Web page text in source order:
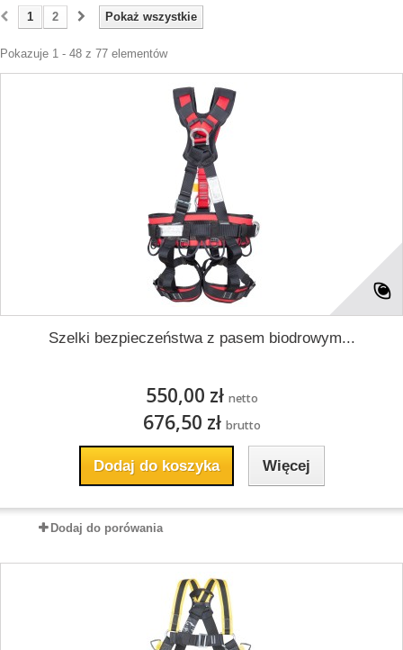
Pokaż wszystkie
1 2
Pokazuje 1 - 48 z 77 elementów
Szelki bezpieczeństwa z pasem biodrowym...
550,00 zł netto
676,50 zł brutto
Dodaj do koszyka Więcej
Dodaj do porówania